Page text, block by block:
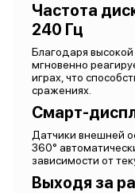
Частота
240 Гц
Благодаря высокой
мгновенно
играх, что
сражениях.
Смарт-
Датчики внешней
360°
зависимости от
Выходя за